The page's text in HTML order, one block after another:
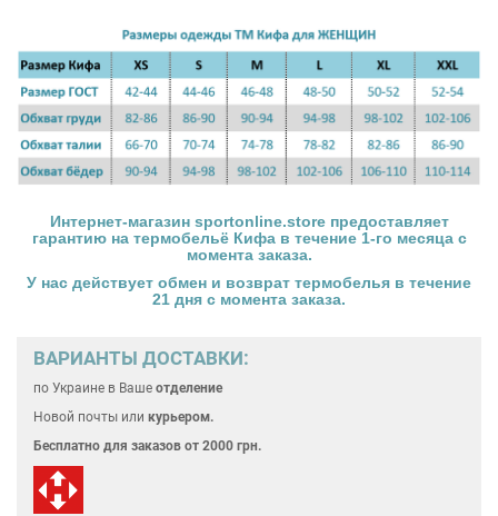
Интернет-магазин sportonline.storeпредоставляет
гарантию на термобельё Кифав течение 1-го месяца с
момента заказа.
У нас действует обмен и возврат термобелья в течение
21 дня с момента заказа.
ВАРИАНТЫ ДОСТАВКИ:
по Украине в Ваше отделение
Новой почты или курьером.
Бесплатно для заказов от 2000 грн.